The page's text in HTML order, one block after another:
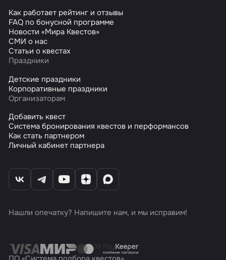
Как работает рейтинг и отзывы
FAQ по бонусной программе
Новости «Мира Квестов»
СМИ о нас
Статьи о квестах
Праздники
Детские праздники
Корпоративные праздники
Организаторам
Добавить квест
Система бронирования квестов и перформансов
Как стать партнером
Личный кабинет партнера
Нашли опечатку? Напишите нам, и мы исправим!